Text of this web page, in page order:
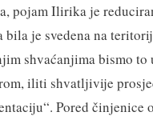
pojam Ilirika je
bila je svedena na
shvaćanjima bismo
iliti shvatljivije
Pored